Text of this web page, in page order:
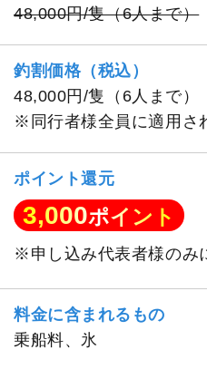
48,000円/隻（6人まで）
釣割価格（税込）
48,000円/隻（6人まで）
※同行者様全員に適用さ
ポイント還元
3,000ポイント
※申し込み代表者様のみ
料金に含まれるもの
乗船料、氷